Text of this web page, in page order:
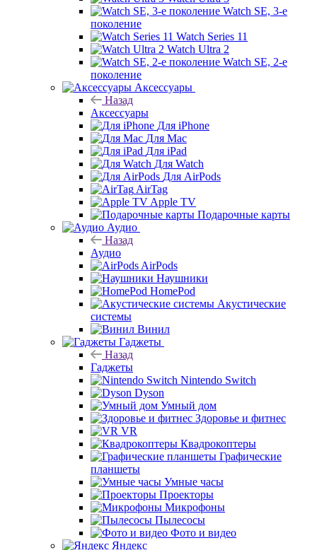
Watch SE, 3-е
поколение
Watch Series 11
Watch Ultra 2
Watch SE, 2-е
поколение
Аксессуары
Назад
Аксессуары
Для iPhone
Для Mac
Для iPad
Для Watch
Для AirPods
AirTag
Apple TV
Подарочные карты
Аудио
Назад
Аудио
AirPods
Наушники
HomePod
Акустические
системы
Винил
Гаджеты
Назад
Гаджеты
Nintendo Switch
Dyson
Умный дом
Здоровье и фитнес
VR
Квадрокоптеры
Графические
планшеты
Умные часы
Проекторы
Микрофоны
Пылесосы
Фото и видео
Яндекс